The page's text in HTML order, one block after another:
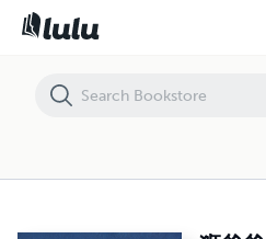
狮爸爸